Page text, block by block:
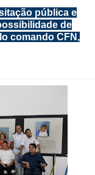
pública e
de
comando CFN,